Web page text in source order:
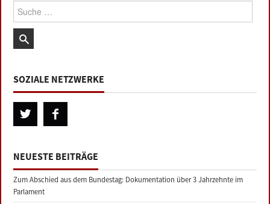
Suche:
SOZIALE NETZWERKE
NEUESTE BEITRÄGE
Zum Abschied aus dem Bundestag: Dokumentation über 3 Jahrzehnte im
Parlament